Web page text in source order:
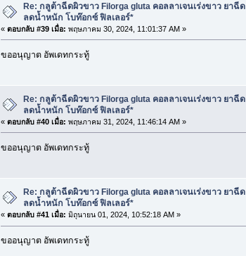
Re: กลูต้าฉีดผิวขาว Filorga gluta คอลลาเจนเร่งขาว ยาฉีด
ลดน้ำหนัก โบท๊อกซ์ ฟิลเลอร์*
« ตอบกลับ #39 เมื่อ: พฤษภาคม 30, 2024, 11:01:37 AM »
ขออนุญาต อัพเดทกระทู้
Re: กลูต้าฉีดผิวขาว Filorga gluta คอลลาเจนเร่งขาว ยาฉีด
ลดน้ำหนัก โบท๊อกซ์ ฟิลเลอร์*
« ตอบกลับ #40 เมื่อ: พฤษภาคม 31, 2024, 11:46:14 AM »
ขออนุญาต อัพเดทกระทู้
Re: กลูต้าฉีดผิวขาว Filorga gluta คอลลาเจนเร่งขาว ยาฉีด
ลดน้ำหนัก โบท๊อกซ์ ฟิลเลอร์*
« ตอบกลับ #41 เมื่อ: มิถุนายน 01, 2024, 10:52:18 AM »
ขออนุญาต อัพเดทกระทู้